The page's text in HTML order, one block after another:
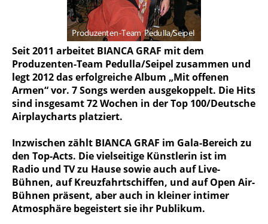
Seit 2011 arbeitet BIANCA GRAF mit dem
Produzenten-Team Pedulla/Seipel zusammen und
legt 2012 das erfolg­reiche Album „Mit offenen
Armen“ vor. 7 Songs werden ausgekoppelt. Die Hits
sind insgesamt 72 Wochen in der Top 100/Deutsche
Airplaycharts platziert.
Inzwischen zählt BIANCA GRAF im Gala-Bereich zu
den Top-Acts. Die vielseitige Künstlerin ist im
Radio und TV zu Hause sowie auch auf Live-
Bühnen, auf Kreuzfahrtschiffen, und auf Open Air-
Bühnen präsent, aber auch in kleiner intimer
Atmosphäre begeistert sie ihr Publikum.